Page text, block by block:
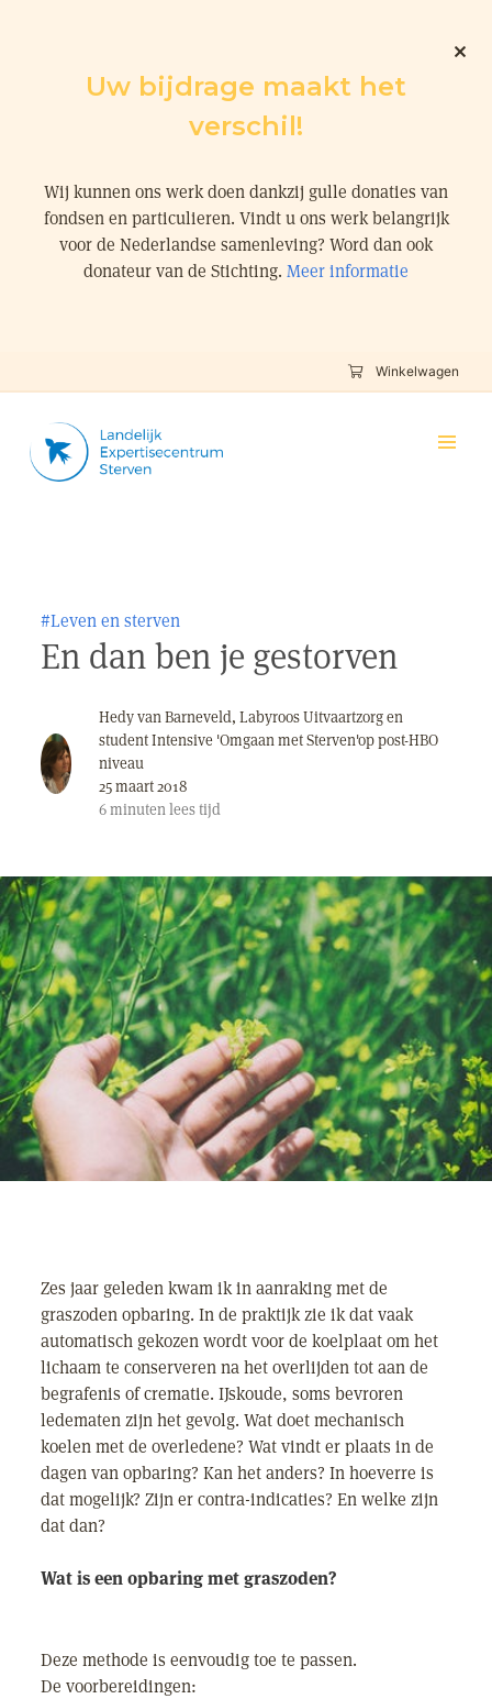
Uw bijdrage maakt het
verschil!
Wij kunnen ons werk doen dankzij gulle donaties van
fondsen en particulieren. Vindt u ons werk belangrijk
voor de Nederlandse samenleving? Word dan ook
donateur van de Stichting. Meer informatie
Winkelwagen
#Leven en sterven
En dan ben je gestorven
Hedy van Barneveld, Labyroos Uitvaartzorg en
student Intensive 'Omgaan met Sterven'op post-HBO
niveau
25 maart 2018
6minutenlees tijd
Zes jaar geleden kwam ik in aanraking met de
graszoden opbaring. In de praktijk zie ik dat vaak
automatisch gekozen wordt voor de koelplaat om het
lichaam te conserveren na het overlijden tot aan de
begrafenis of crematie. IJskoude, soms bevroren
ledematen zijn het gevolg. Wat doet mechanisch
koelen met de overledene? Wat vindt er plaats in de
dagen van opbaring? Kan het anders? In hoeverre is
dat mogelijk? Zijn er contra-indicaties? En welke zijn
dat dan?
Wat is een opbaring met graszoden?
Deze methode is eenvoudig toe te passen.
De voorbereidingen: